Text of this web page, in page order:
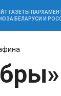
ГАЗЕТЫ
БЕЛАРУСИ И